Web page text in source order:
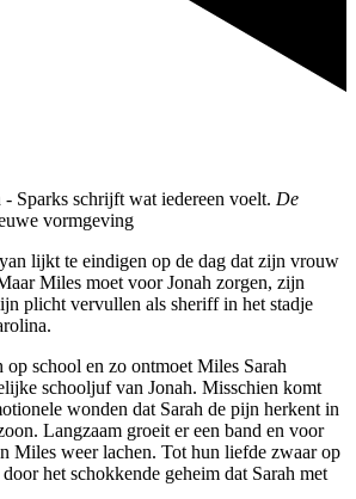
Sparks schrijft wat iedereen voelt. De
vormgeving
lijkt te eindigen op de dag dat zijn vrouw
Miles moet voor Jonah zorgen, zijn
plicht vervullen als sheriff in het stadje
school en zo ontmoet Miles Sarah
schooljuf van Jonah. Misschien komt
wonden dat Sarah de pijn herkent in
Langzaam groeit er een band en voor
Miles weer lachen. Tot hun liefde zwaar op
het schokkende geheim dat Sarah met